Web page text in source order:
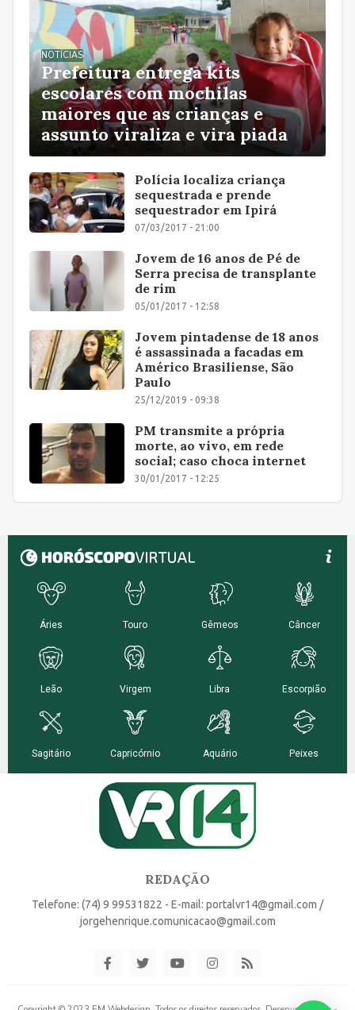
NOTÍCIAS
Prefeitura entrega kits
escolares com mochilas
maiores que as crianças e
assunto viraliza e vira piada
Polícia localiza criança
sequestrada e prende
sequestrador em Ipirá
07/03/2017 - 21:00
Jovem de 16 anos de Pé de
Serra precisa de transplante
de rim
05/01/2017 - 12:58
Jovem pintadense de 18 anos
é assassinada a facadas em
Américo Brasiliense, São
Paulo
25/12/2019 - 09:38
PM transmite a própria
morte, ao vivo, em rede
social; caso choca internet
30/01/2017 - 12:25
REDAÇÃO
Telefone: (74) 9 99531822 - E-mail: portalvr14@gmail.com /
jorgehenrique.comunicacao@gmail.com